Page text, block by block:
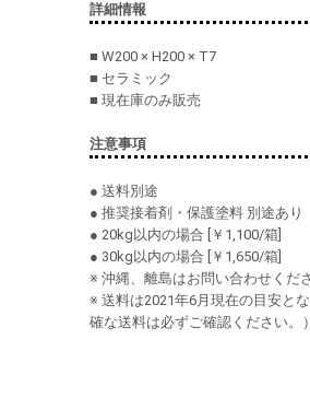
詳細情報
■ W200 × H200 × T7
■ セラミック
■ 現在庫のみ販売
注意事項
● 送料別途
● 推奨接着剤・保護塗料 別途あり
● 20kg以内の場合 [￥1,100/箱]
● 30kg以内の場合 [￥1,650/箱]
※ 沖縄、離島はお問い合わせくださ
※ 送料は2021年6月現在の目安と
確な送料は必ずご確認ください。）